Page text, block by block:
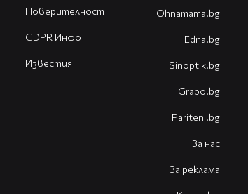
Поверителност
GDPR Инфо
Известия
Оhnamama.bg
Edna.bg
Sinoptik.bg
Grabo.bg
Pariteni.bg
За нас
За реклама